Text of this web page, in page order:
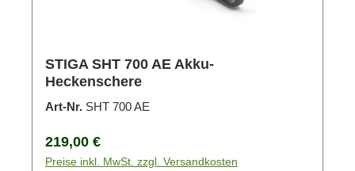
STIGA SHT 700 AE Akku-
Heckenschere
Art-Nr. SHT 700 AE
Regulärer Preis:
219,00 €
Preise inkl. MwSt. zzgl. Versandkosten